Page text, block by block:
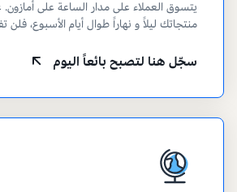
يتسوق العملاء على مدار الساعة على أمازون.
منتجاتك ليلاً و نهاراً طوال أيام الأسبوع،
سجّل هنا لتصبح بائعاً اليوم